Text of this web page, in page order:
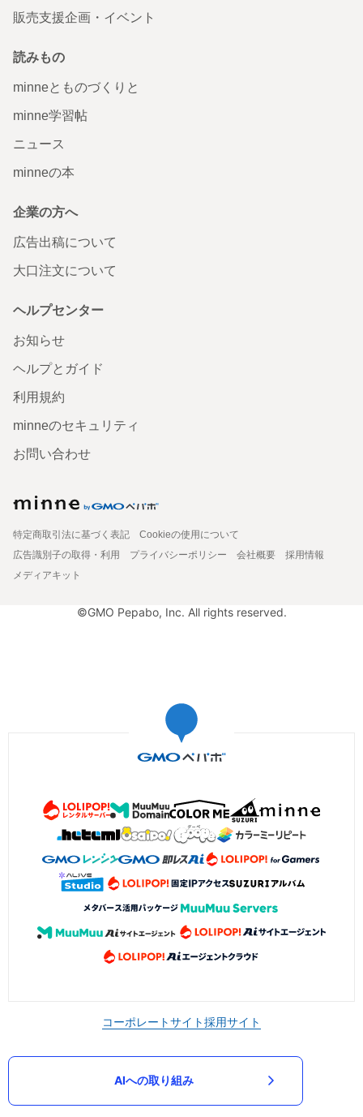
販売支援企画・イベント
読みもの
minneとものづくりと
minne学習帖
ニュース
minneの本
企業の方へ
広告出稿について
大口注文について
ヘルプセンター
お知らせ
ヘルプとガイド
利用規約
minneのセキュリティ
お問い合わせ
特定商取引法に基づく表記
Cookieの使用について
広告識別子の取得・利用
プライバシーポリシー 会社概要
採用情報
メディアキット
©GMO Pepabo, Inc. All rights reserved.
コーポレートサイト採用サイト
AIへの取り組み